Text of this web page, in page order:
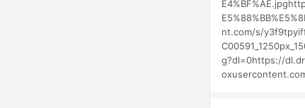
nt.com/s/
g?dl=0https://